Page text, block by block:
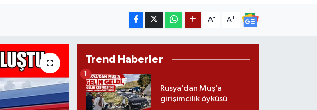
A- A+
Trend Haberler
Rusya’dan Muş’a
girişimcilik öyküsü
1